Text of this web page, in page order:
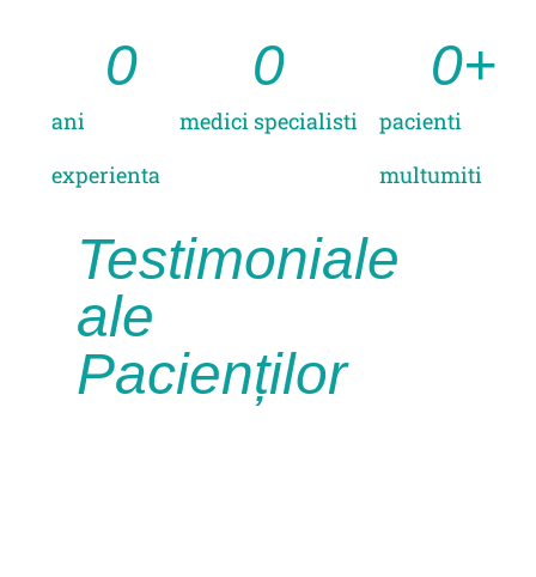
ani
experienta
0
medici specialisti
0
pacienti
multumiti
0+
Testimoniale
ale
Pacienților